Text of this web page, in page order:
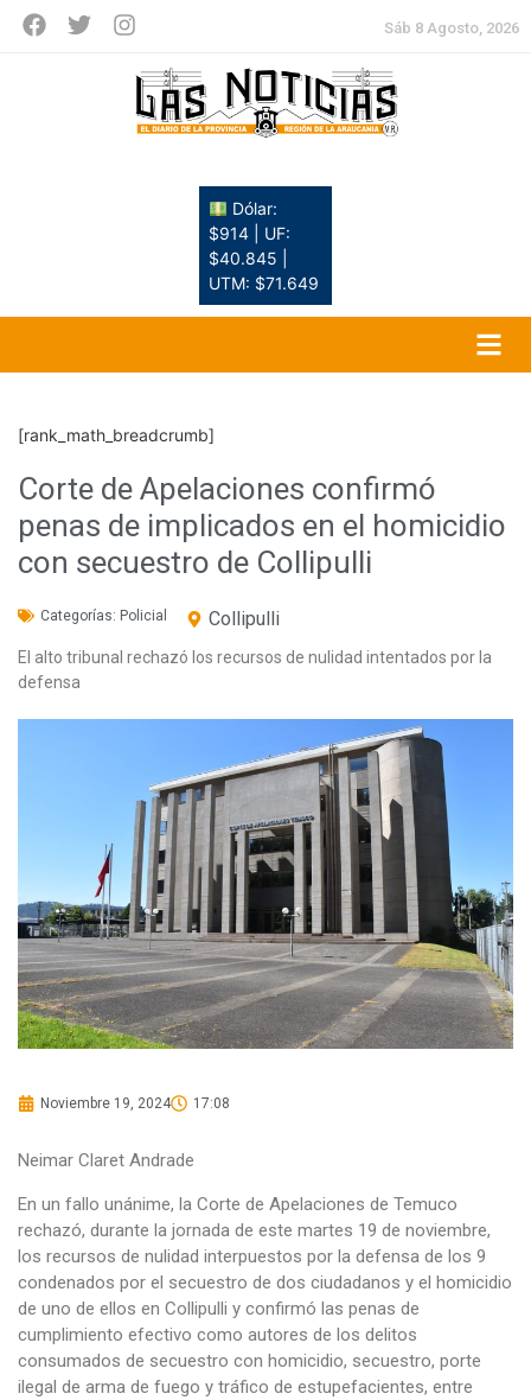
Sáb 8 Agosto, 2026
Dólar:
$914 | UF:
$40.845 |
UTM: $71.649
[rank_math_breadcrumb]
Corte de Apelaciones confirmó
penas de implicados en el homicidio
con secuestro de Collipulli
Categorías: Policial Collipulli
El alto tribunal rechazó los recursos de nulidad intentados por la
defensa
Noviembre 19, 2024 17:08
Neimar Claret Andrade
En un fallo unánime, la Corte de Apelaciones de Temuco
rechazó, durante la jornada de este martes 19 de noviembre,
los recursos de nulidad interpuestos por la defensa de los 9
condenados por el secuestro de dos ciudadanos y el homicidio
de uno de ellos en Collipulli y confirmó las penas de
cumplimiento efectivo como autores de los delitos
consumados de secuestro con homicidio, secuestro, porte
ilegal de arma de fuego y tráfico de estupefacientes, entre